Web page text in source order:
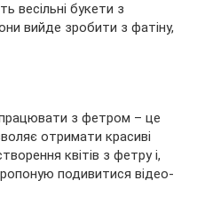
весільні букети з
вийде зробити з фатіну,
з фетром – це
отримати красиві
квітів з фетру і,
подивитися відео-